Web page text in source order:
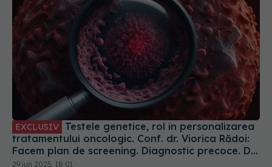
EXCLUSIV
tratamentului oncologic. Conf. dr. Viorica Rădoi:
Facem plan de screening. Diagnostic precoce. Dr.
Eduard Dănăilă: Sunt gratuite
29 iun 2025, 18:01